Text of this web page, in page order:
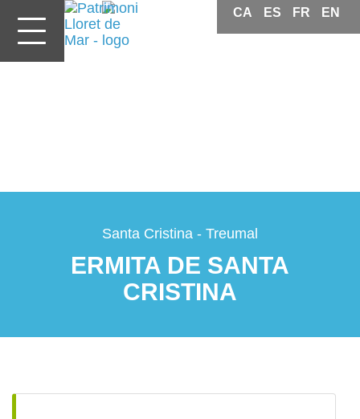
CA ES FR EN
Patrimoni
Lloret
Santa Cristina - Treumal
ERMITA DE SANTA
CRISTINA